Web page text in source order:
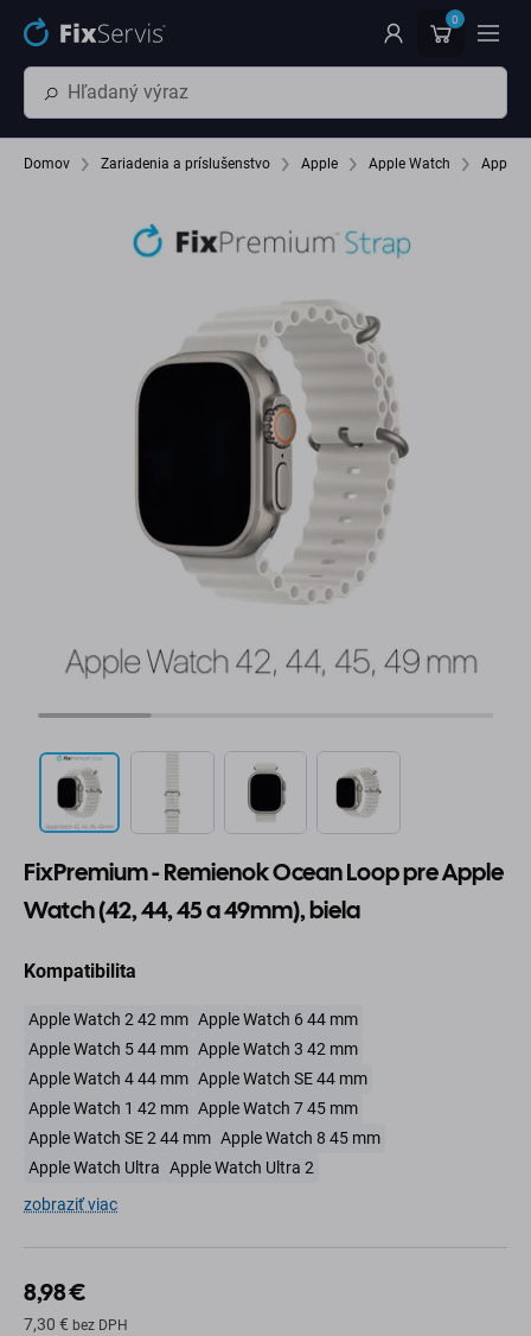
Preskočiť na hlavný obsah 0
Domov Zariadenia a príslušenstvo Apple Apple Watch Apple
FixPremium - Remienok Ocean Loop pre Apple
Watch (42, 44, 45 a 49mm), biela
Kompatibilita
Apple Watch 2 42 mm Apple Watch 6 44 mm
Apple Watch 5 44 mm Apple Watch 3 42 mm
Apple Watch 4 44 mm Apple Watch SE 44 mm
Apple Watch 1 42 mm Apple Watch 7 45 mm
Apple Watch SE 2 44 mm Apple Watch 8 45 mm
Apple Watch Ultra Apple Watch Ultra 2
zobraziť viac
8,98 €
7,30 € bez DPH